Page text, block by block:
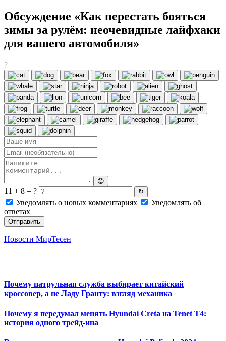
Обсуждение «Как перестать бояться
зимы за рулём: неочевидные лайфхаки
для вашего автомобиля»
?
😊
11 + 8 = ? ↻
Уведомлять о новых комментариях
Уведомлять об
ответах
Отправить
Новости МирТесен
Почему патрульная служба выбирает китайский
кроссовер, а не Ладу Гранту: взгляд механика
Почему я передумал менять Hyundai Creta на Tenet T4:
история одного трейд-ина